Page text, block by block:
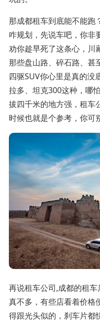
那成都租车到底能不能跑
咋规划，先说车吧，你非
劝你趁早死了这条心，川
那些盘山路、碎石路、甚
四驱SUV你心里是真的没
拉多、坦克300这种，哪
拔四千米的地方强，租车
时候也就是个参考，你可
再说租车公司,成都的租
真不多，有些店看着价格
得跟光头似的，刹车片都